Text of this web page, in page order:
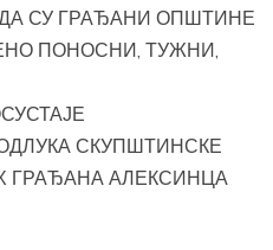
СУ ГРАЂАНИ ОПШТИНЕ
ПОНОСНИ, ТУЖНИ,
СКУПШТИНСКЕ
ГРАЂАНА АЛЕКСИНЦА